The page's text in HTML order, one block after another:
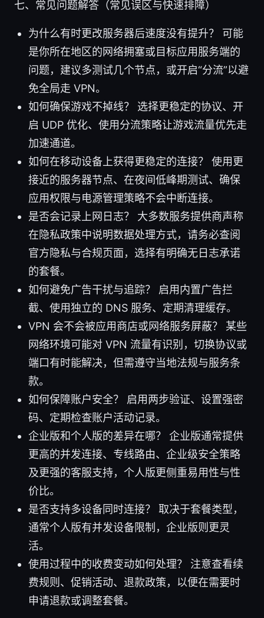
七、常见问题解答（常见误区与快速排障）
为什么有时更改服务器后速度没有提升？ 可能
是你所在地区的网络拥塞或目标应用服务端的
问题，建议多测试几个节点，或开启“分流”以避
免全局走 VPN。
如何确保游戏不掉线？ 选择更稳定的协议、开
启 UDP 优化、使用分流策略让游戏流量优先走
加速通道。
如何在移动设备上获得更稳定的连接？ 使用更
接近的服务器节点、在夜间低峰期测试、确保
应用权限与电源管理策略不会中断连接。
是否会记录上网日志？ 大多数服务提供商声称
在隐私政策中说明数据处理方式，请务必查阅
官方隐私与合规页面，选择有明确无日志承诺
的套餐。
如何避免广告干扰与追踪？ 启用内置广告拦
截、使用独立的 DNS 服务、定期清理缓存。
VPN 会不会被应用商店或网络服务屏蔽？ 某些
网络环境可能对 VPN 流量有识别，切换协议或
端口有时能解决，但需遵守当地法规与服务条
款。
如何保障账户安全？ 启用两步验证、设置强密
码、定期检查账户活动记录。
企业版和个人版的差异在哪？ 企业版通常提供
更高的并发连接、专线路由、企业级安全策略
及更强的客服支持，个人版更侧重易用性与性
价比。
是否支持多设备同时连接？ 取决于套餐类型，
通常个人版有并发设备限制，企业版则更灵
活。
使用过程中的收费变动如何处理？ 注意查看续
费规则、促销活动、退款政策，以便在需要时
申请退款或调整套餐。